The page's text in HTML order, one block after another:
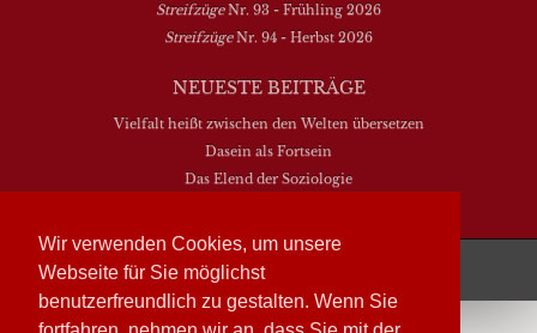
Wir verwenden Cookies, um unsere
Webseite für Sie möglichst
benutzerfreundlich zu gestalten. Wenn Sie
StreifzügeNr. 93 - Frühling 2026
StreifzügeNr. 94 - Herbst 2026
NEUESTE BEITRÄGE
Vielfalt heißt zwischen den Welten übersetzen
Dasein als Fortsein
Das Elend der Soziologie
Streifzüge läuft mit